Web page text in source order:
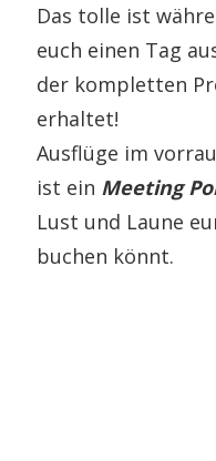
Das tolle ist
euch einen Tag
der kompletten
erhaltet!
Ausflüge im
ist ein Meeting
Lust und Laune
buchen könnt.